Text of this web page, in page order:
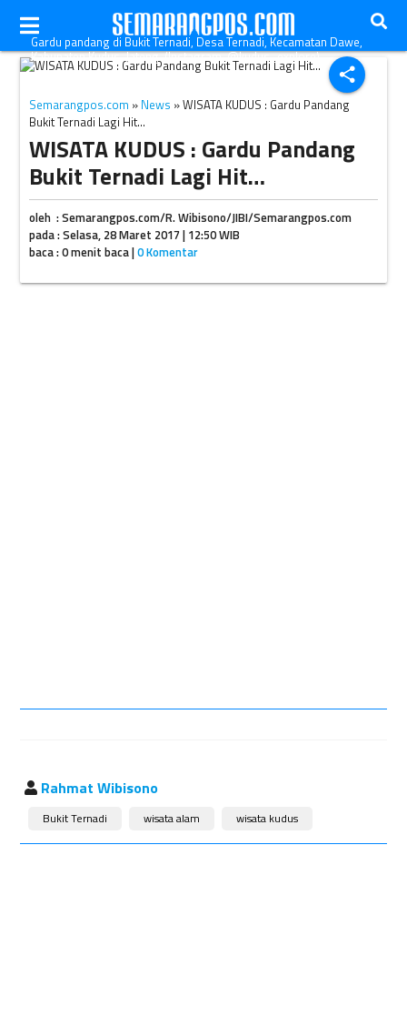
share
Gardu pandang di Bukit Ternadi, Desa Ternadi, Kecamatan Dawe,
Kabupaten Kudus, Jateng. (Instagram-@kudus_explore)
Semarangpos.com » News » WISATA KUDUS : Gardu Pandang
Bukit Ternadi Lagi Hit…
WISATA KUDUS : Gardu Pandang
Bukit Ternadi Lagi Hit…
oleh : Semarangpos.com/R. Wibisono/JIBI/Semarangpos.com
pada : Selasa, 28 Maret 2017 | 12:50 WIB
baca : 0 menit baca |0 Komentar
Rahmat Wibisono
Bukit Ternadi wisata alam wisata kudus